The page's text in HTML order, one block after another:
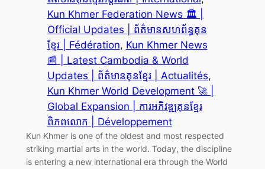
Kun Khmer Federation News 🏛️ |
Official Updates | ព័ត៌មានសហព័ន្ធគុន
ខ្មែរ | Fédération, Kun Khmer News
📰 | Latest Cambodia & World
Updates | ព័ត៌មានគុនខ្មែរ | Actualités
Kun Khmer World Development 🚀 |
Global Expansion | ការអភិវឌ្ឍគុនខ្មែរ
ពិភពលោក | Développement
Kun Khmer is one of the oldest and most respected
striking martial arts in the world. Today, the discipline
is entering a new international era through the World